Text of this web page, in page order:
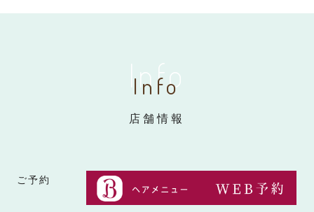
Info
Info
店舗情報
ご予約